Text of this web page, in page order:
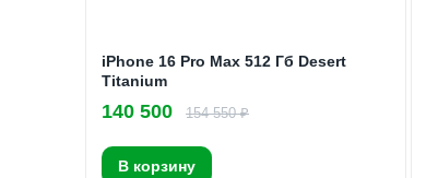
iPhone 16 Pro Max 512 Гб Desert
Titanium
140 500 154 550 ₽
В корзину